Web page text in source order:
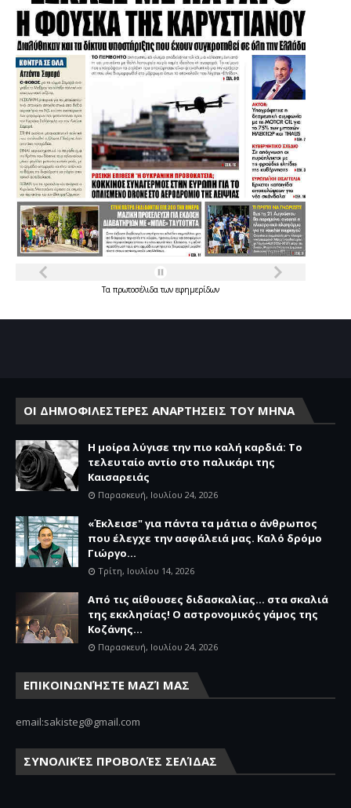
Τα πρωτοσέλιδατων εφημερίδων
ΟΙ ΔΗΜΟΦΙΛΕΣΤΕΡΕΣ ΑΝΑΡΤΗΣΕΙΣ ΤΟΥ ΜΗΝΑ
Η μοίρα λύγισε την πιο καλή καρδιά: Το
τελευταίο αντίο στο παλικάρι της
Καισαρειάς
Παρασκευή, Ιουλίου 24, 2026
«Έκλεισε" για πάντα τα μάτια ο άνθρωπος
που έλεγχε την ασφάλειά μας. Καλό δρόμο
Γιώργο...
Τρίτη, Ιουλίου 14, 2026
Από τις αίθουσες διδασκαλίας… στα σκαλιά
της εκκλησίας! Ο αστρονομικός γάμος της
Κοζάνης...
Παρασκευή, Ιουλίου 24, 2026
ΕΠΙΚΟΙΝΩΝΉΣΤΕ ΜΑΖΊ ΜΑΣ
email:sakisteg@gmail.com
ΣΥΝΟΛΙΚΈΣ ΠΡΟΒΟΛΈΣ ΣΕΛΊΔΑΣ